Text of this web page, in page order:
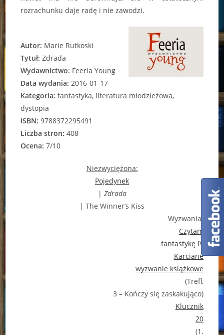
rozrachunku daje radę i nie zawodzi.
Autor: Marie Rutkoski
Tytuł: Zdrada
Wydawnictwo: Feeria Young
Data wydania: 2016-01-17
Kategoria:fantastyka, literatura młodzieżowa,
dystopia
ISBN:9788372295491
Liczba stron: 408
Ocena: 7/10
Niezwyciężona:
Pojedynek
| Zdrada
| The Winner’s Kiss
Wyzwania:
Czytam
fantastykę IV
Karciane
wyzwanie książkowe
(Trefl,
3 – Kończy się zaskakująco)
Klucznik
20
(1.